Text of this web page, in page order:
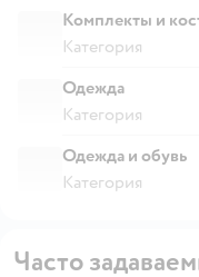
Комплекты и
Категория
Одежда
Категория
Одежда и обувь
Категория
Часто